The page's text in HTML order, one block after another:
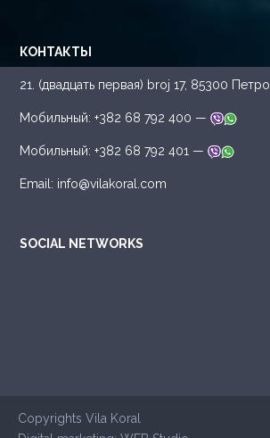
КОНТАКТЫ
21. (двадцать первая) broj 17, 85300
Mобильный: +382 68 792 400 —
Mобильный: +382 68 792 401 —
Email: info@vilakoral.com
SOCIAL NETWORKS
Copyrights Vila Koral